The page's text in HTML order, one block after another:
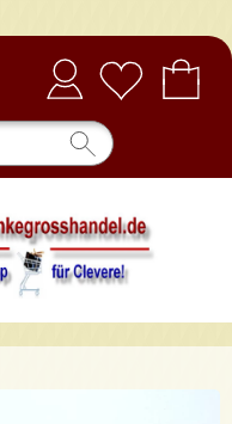
Anmelden